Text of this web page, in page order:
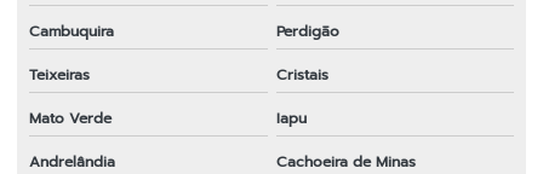
Cambuquira
Perdigão
Teixeiras
Cristais
Mato Verde
Iapu
Andrelândia
Cachoeira de Minas